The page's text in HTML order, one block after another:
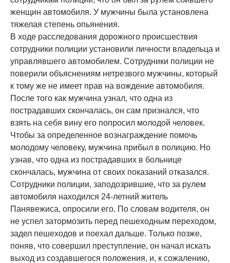
женщин автомобиля. У мужчины была установлена
тяжелая степень опьянения.
В ходе расследования дорожного происшествия
сотрудники полиции установили личности владельца и
управлявшего автомобилем. Сотрудники полиции не
поверили объяснениям нетрезвого мужчины, который
к тому же не имеет прав на вождение автомобиля.
После того как мужчина узнал, что одна из
пострадавших скончалась, он сам признался, что
взять на себя вину его попросил молодой человек.
Чтобы за определенное вознаграждение помочь
молодому человеку, мужчина прибыл в полицию. Но
узнав, что одна из пострадавших в больнице
скончалась, мужчина от своих показаний отказался.
Сотрудники полиции, заподозрившие, что за рулем
автомобиля находился 24-летний житель
Панявежиса, опросили его. По словам водителя, он
не успел затормозить перед пешеходным переходом,
задел пешеходов и поехал дальше. Только позже,
поняв, что совершил преступление, он начал искать
выход из создавшегося положения, и, к сожалению,